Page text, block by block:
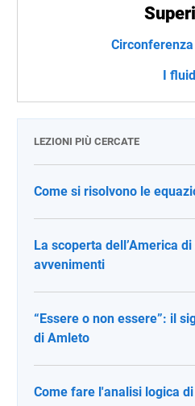
I
LEZIONI PIÙ CERCATE
Come si risolvono le
La scoperta dell’America
avvenimenti
“Essere o non essere”: il
di Amleto
Come fare l'analisi logica